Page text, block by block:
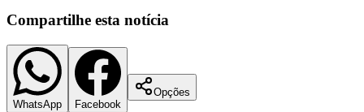
Palmeiras
Compartilhe esta notícia
WhatsApp Facebook
Opções